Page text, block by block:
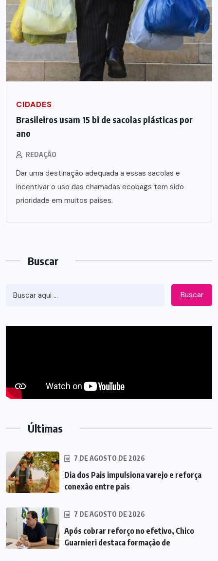
CIDADES
Brasileiros usam 15 bi de sacolas plásticas por
ano
REDAÇÃO
Dar uma destinação adequada a essas sacolas e
incentivar o uso das chamadas ecobags tem sido
prioridade em muitos países.
Buscar
Buscar
Últimas
7 DE AGOSTO DE 2026
Dia dos Pais impulsiona varejo e reforça
conexão entre pais
7 DE AGOSTO DE 2026
Após cobrar reforço no efetivo, Chico
Guarnieri destaca formação de